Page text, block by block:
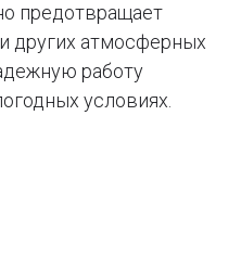
предотвращает
других атмосферных
работу
условиях.